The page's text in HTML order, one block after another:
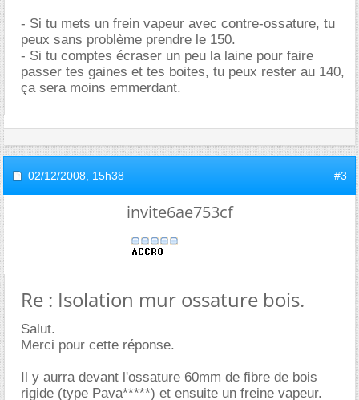
- Si tu mets un frein vapeur avec contre-ossature, tu
peux sans problème prendre le 150.
- Si tu comptes écraser un peu la laine pour faire
passer tes gaines et tes boites, tu peux rester au 140,
ça sera moins emmerdant.
02/12/2008, 15h38 #3
invite6ae753cf
Re : Isolation mur ossature bois.
Salut.
Merci pour cette réponse.
Il y aurra devant l'ossature 60mm de fibre de bois
rigide (type Pava*****) et ensuite un freine vapeur.